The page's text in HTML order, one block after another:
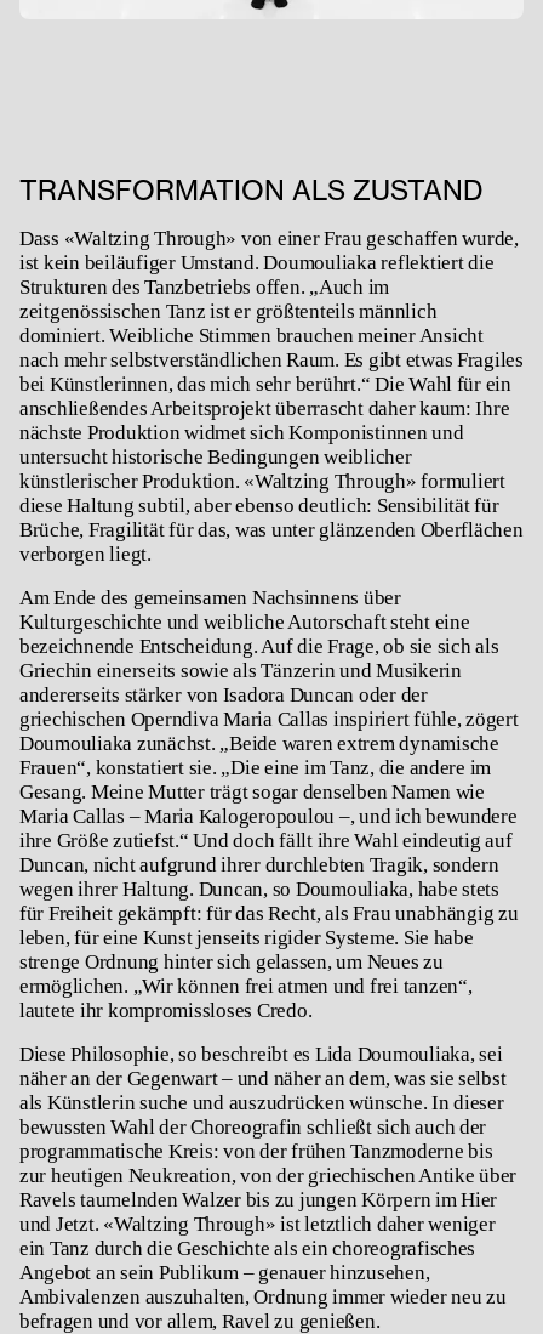
TRANSFORMATION ALS ZUSTAND
Dass «Waltzing Through» von einer Frau geschaffen wurde,
ist kein beiläufiger Umstand. Doumouliaka reflektiert die
Strukturen des Tanzbetriebs offen. „Auch im
zeitgenössischen Tanz ist er größtenteils männlich
dominiert. Weibliche Stimmen brauchen meiner Ansicht
nach mehr selbstverständlichen Raum. Es gibt etwas Fragiles
bei Künstlerinnen, das mich sehr berührt.“ Die Wahl für ein
anschließendes Arbeitsprojekt überrascht daher kaum: Ihre
nächste Produktion widmet sich Komponistinnen und
untersucht historische Bedingungen weiblicher
künstlerischer Produktion. «Waltzing Through» formuliert
diese Haltung subtil, aber ebenso deutlich: Sensibilität für
Brüche, Fragilität für das, was unter glänzenden Oberflächen
verborgen liegt.
Am Ende des gemeinsamen Nachsinnens über
Kulturgeschichte und weibliche Autorschaft steht eine
bezeichnende Entscheidung. Auf die Frage, ob sie sich als
Griechin einerseits sowie als Tänzerin und Musikerin
andererseits stärker von Isadora Duncan oder der
griechischen Operndiva Maria Callas inspiriert fühle, zögert
Doumouliaka zunächst. „Beide waren extrem dynamische
Frauen“, konstatiert sie. „Die eine im Tanz, die andere im
Gesang. Meine Mutter trägt sogar denselben Namen wie
Maria Callas – Maria Kalogeropoulou –, und ich bewundere
ihre Größe zutiefst.“ Und doch fällt ihre Wahl eindeutig auf
Duncan, nicht aufgrund ihrer durchlebten Tragik, sondern
wegen ihrer Haltung. Duncan, so Doumouliaka, habe stets
für Freiheit gekämpft: für das Recht, als Frau unabhängig zu
leben, für eine Kunst jenseits rigider Systeme. Sie habe
strenge Ordnung hinter sich gelassen, um Neues zu
ermöglichen. „Wir können frei atmen und frei tanzen“,
lautete ihr kompromissloses Credo.
Diese Philosophie, so beschreibt es Lida Doumouliaka, sei
näher an der Gegenwart – und näher an dem, was sie selbst
als Künstlerin suche und auszudrücken wünsche. In dieser
bewussten Wahl der Choreografin schließt sich auch der
programmatische Kreis: von der frühen Tanzmoderne bis
zur heutigen Neukreation, von der griechischen Antike über
Ravels taumelnden Walzer bis zu jungen Körpern im Hier
und Jetzt. «Waltzing Through» ist letztlich daher weniger
ein Tanz durch die Geschichte als ein choreografisches
Angebot an sein Publikum – genauer hinzusehen,
Ambivalenzen auszuhalten, Ordnung immer wieder neu zu
befragen und vor allem, Ravel zu genießen.